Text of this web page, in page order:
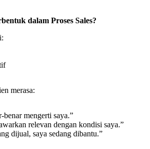
dalam Proses Sales?
merasa:
benar mengerti saya.”
relevan dengan kondisi saya.”
dijual, saya sedang dibantu.”